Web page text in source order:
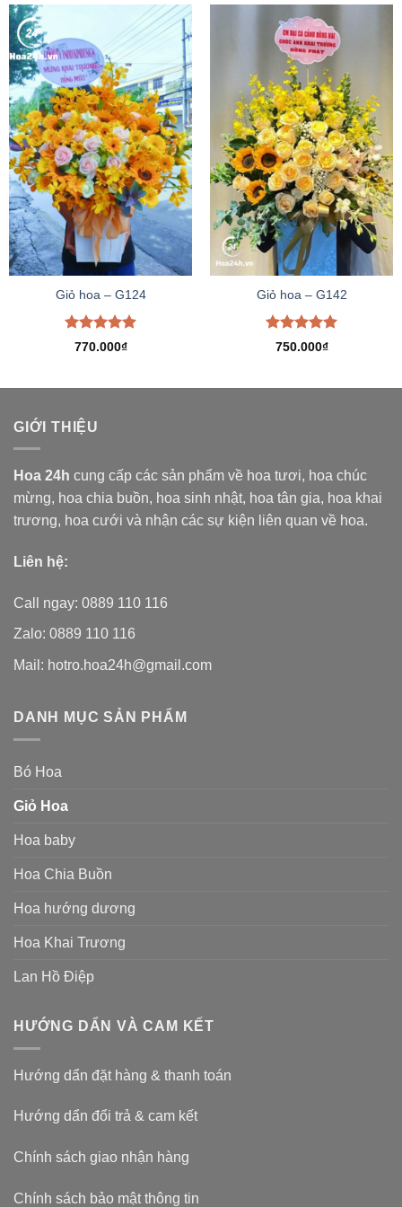
Giỏ hoa – G124
Được xếp
770.000₫
Giỏ hoa – G142
Được xếp
750.000₫
GIỚI THIỆU
Hoa 24h cung cấp các sản phẩm về hoa tươi, hoa chúc
mừng, hoa chia buồn, hoa sinh nhật, hoa tân gia, hoa khai
trương, hoa cưới và nhận các sự kiện liên quan về hoa.
Liên hệ:
Call ngay: 0889 110 116
Zalo: 0889 110 116
Mail: hotro.hoa24h@gmail.com
DANH MỤC SẢN PHẨM
Bó Hoa
Giỏ Hoa
Hoa baby
Hoa Chia Buồn
Hoa hướng dương
Hoa Khai Trương
Lan Hồ Điệp
HƯỚNG DẨN VÀ CAM KẾT
Hướng dẩn đặt hàng & thanh toán
Hướng dẩn đổi trả & cam kết
Chính sách giao nhận hàng
Chính sách bảo mật thông tin